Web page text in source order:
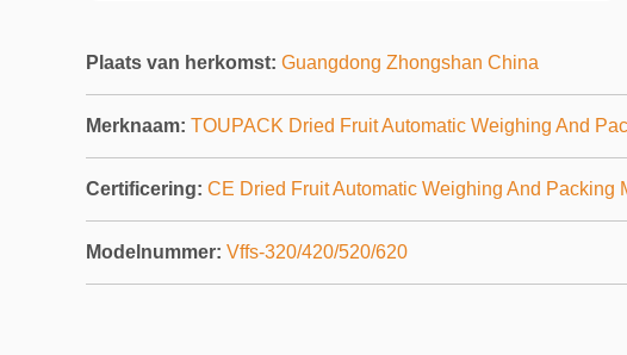
Plaats van herkomst: Guangdong Zhongshan China
Merknaam: TOUPACK Dried Fruit Automatic Weighing And
Certificering: CE Dried Fruit Automatic Weighing And Packing
Modelnummer: Vffs-320/420/520/620